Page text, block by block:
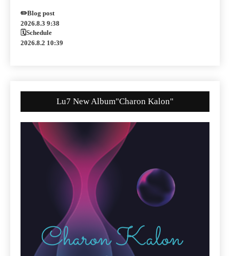
✏️Blog post
2026.8.3 9:38
🗓Schedule
2026.8.2 10:39
Lu7 New Album"Charon Kalon"